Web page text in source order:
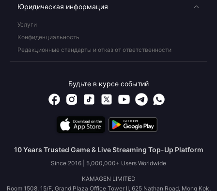
Юридическая информация
Услуги
Конфиденциальность
Редакционные стандарты и отказ от ответственности
Будьте в курсе событий
10 Years Trusted Game & Live Streaming Top-Up Platform
Since 2016 | 5,000,000+ Users Worldwide
KAMAGEN LIMITED
Room 1508, 15/F, Grand Plaza Office Tower II, 625 Nathan Road, Mong Kok,